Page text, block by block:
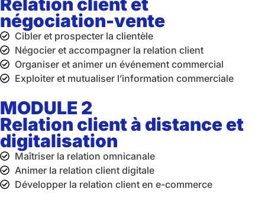
négociation-vente
Cibler et prospecter la clientèle
Négocier et accompagner la relation client
Organiser et animer un événement commercial
Exploiter et mutualiser l’information commerciale
MODULE 2
Relation client à distance et
digitalisation
Maîtriser la relation omnicanale
Animer la relation client digitale
Développer la relation client en e-commerce